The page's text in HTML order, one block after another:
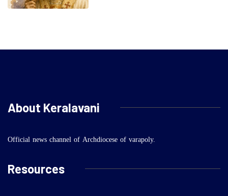
About Keralavani
Official news channel of Archdiocese of varapoly.
Resources